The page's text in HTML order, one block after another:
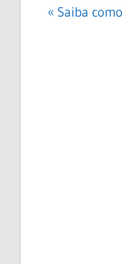
Previous
Saiba